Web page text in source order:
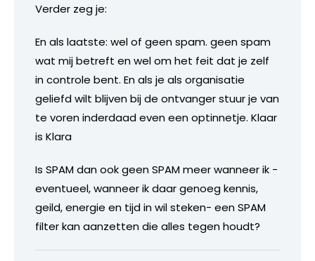
Verder zeg je:
En als laatste: wel of geen spam. geen spam
wat mij betreft en wel om het feit dat je zelf
in controle bent. En als je als organisatie
geliefd wilt blijven bij de ontvanger stuur je van
te voren inderdaad even een optinnetje. Klaar
is Klara
Is SPAM dan ook geen SPAM meer wanneer ik -
eventueel, wanneer ik daar genoeg kennis,
geild, energie en tijd in wil steken- een SPAM
filter kan aanzetten die alles tegen houdt?